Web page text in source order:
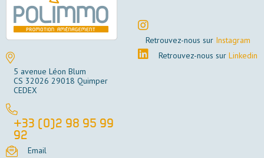
5 avenue Léon Blum
CS 32026 29018 Quimper
CEDEX
+33 (0)2 98 95 99
92
Email
Retrouvez-nous sur Instagram
Retrouvez-nous sur Linkedin